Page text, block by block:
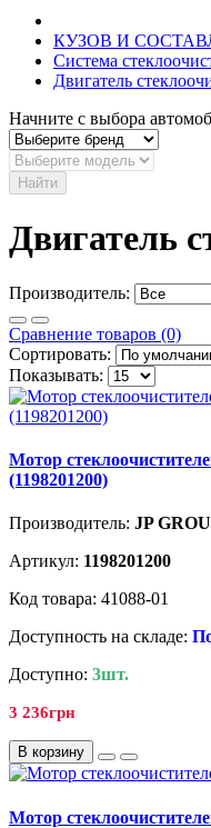
КУЗОВ И
Система
Двигатель
Начните с выбора
Найти
Двигатель
Производитель:
Сравнение товаров (0)
Сортировать:
Показывать:
Мотор
(1198201200)
Производитель: JP
Артикул: 1198201200
Код товара: 41088-01
Доступность на складе:
Доступно: 3шт.
3 236грн
В корзину
Мотор